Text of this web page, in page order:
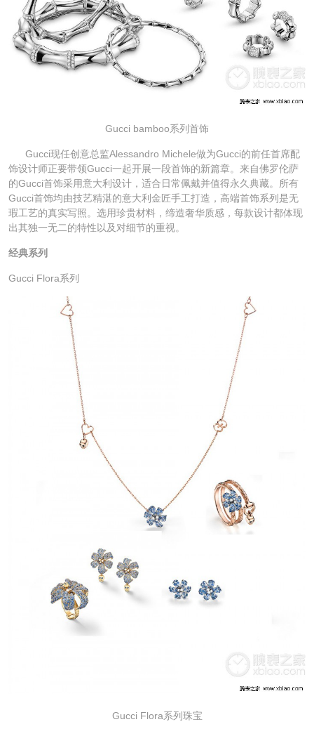
Gucci bamboo系列首饰
Gucci现任创意总监Alessandro Michele做为Gucci的前任首席配
饰设计师正要带领Gucci一起开展一段首饰的新篇章。来自佛罗伦萨
的Gucci首饰采用意大利设计，适合日常佩戴并值得永久典藏。所有
Gucci首饰均由技艺精湛的意大利金匠手工打造，高端首饰系列是无
瑕工艺的真实写照。选用珍贵材料，缔造奢华质感，每款设计都体现
出其独一无二的特性以及对细节的重视。
经典系列
Gucci Flora系列
Gucci Flora系列珠宝